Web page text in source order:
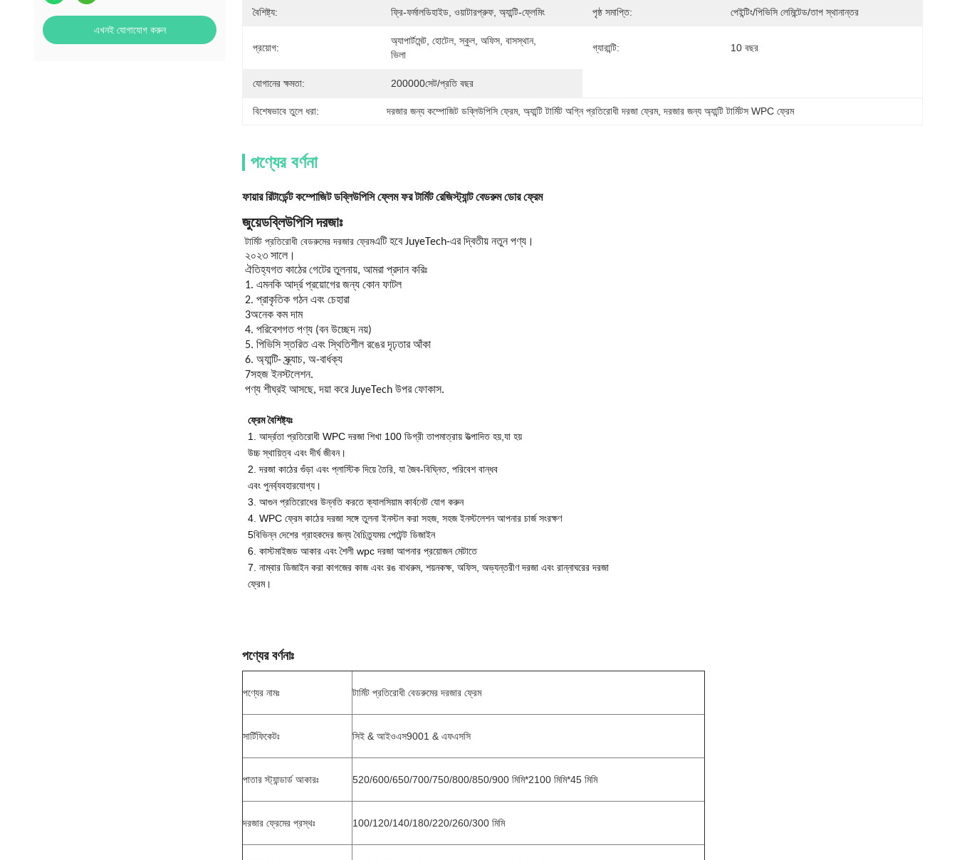
এখনই যোগাযোগ করুন
বৈশিষ্ট্য: ফ্রি-ফর্মালডিহাইড, ওয়াটারপ্রুফ, অ্যান্টি-ফ্লেমিং পৃষ্ঠ সমাপ্তি: পেইন্টিং/পিভিসি লেমিন্টেড/তাপ স্থানান্তর
প্রয়োগ:
অ্যাপার্টমেন্ট, হোটেল, স্কুল, অফিস, বাসস্থান,
ভিলা
গ্যারান্টি: 10 বছর
যোগানের ক্ষমতা: 200000সেট/প্রতি বছর
বিশেষভাবে তুলে ধরা: দরজার জন্য কম্পোজিট ডব্লিউপিসি ফ্রেম, অ্যান্টি টার্মিট অগ্নি প্রতিরোধী দরজা ফ্রেম, দরজার জন্য অ্যান্টি টার্মিটস WPC ফ্রেম
পণ্যের বর্ণনা
ফায়ার রিটার্ডেন্ট কম্পোজিট ডব্লিউপিসি ফ্লেম ফর টার্মিট রেজিস্ট্যান্ট বেডরুম ডোর ফ্রেম
জুয়েডব্লিউপিসি দরজাঃ
টার্মিট প্রতিরোধী বেডরুমের দরজার ফ্রেমএটি হবে JuyeTech-এর দ্বিতীয় নতুন পণ্য।
২০২৩ সালে।
ঐতিহ্যগত কাঠের গেটের তুলনায়, আমরা প্রদান করিঃ
1. এমনকি আর্দ্র প্রয়োগের জন্য কোন ফাটল
2. প্রাকৃতিক গঠন এবং চেহারা
3অনেক কম দাম
4. পরিবেশগত পণ্য (বন উচ্ছেদ নয়)
5. পিভিসি স্তরিত এবং স্থিতিশীল রঙের দৃঢ়তার আঁকা
6. অ্যান্টি- স্ক্র্যাচ, অ-বার্ধক্য
7সহজ ইনস্টলেশন.
পণ্য শীঘ্রই আসছে, দয়া করে JuyeTech উপর ফোকাস.
ফ্রেম বৈশিষ্ট্যঃ
1. আর্দ্রতা প্রতিরোধী WPC দরজা শিখা 100 ডিগ্রী তাপমাত্রায় উত্পাদিত হয়,যা হয়
উচ্চ স্থায়িত্ব এবং দীর্ঘ জীবন।
2. দরজা কাঠের গুঁড়া এবং প্লাস্টিক দিয়ে তৈরি, যা জৈব-বিঘ্নিত, পরিবেশ বান্ধব
এবং পুনর্ব্যবহারযোগ্য।
3. আগুন প্রতিরোধের উন্নতি করতে ক্যালসিয়াম কার্বনেট যোগ করুন
4. WPC ফ্রেম কাঠের দরজা সঙ্গে তুলনা ইনস্টল করা সহজ, সহজ ইনস্টলেশন আপনার চার্জ সংরক্ষণ
5বিভিন্ন দেশের গ্রাহকদের জন্য বৈচিত্র্যময় পেটেন্ট ডিজাইন
6. কাস্টমাইজড আকার এবং শৈলী wpc দরজা আপনার প্রয়োজন মেটাতে
7. নাম্বার ডিজাইন করা কাগজের কাজ এবং রঙ বাথরুম, শয়নকক্ষ, অফিস, অভ্যন্তরীণ দরজা এবং রান্নাঘরের দরজা
ফ্রেম।
পণ্যের বর্ণনাঃ
পণ্যের নামঃ টার্মিট প্রতিরোধী বেডরুমের দরজার ফ্রেম
সার্টিফিকেটঃ সিই & আইওএস9001 & এফএসসি
পাতার স্ট্যান্ডার্ড আকারঃ 520/600/650/700/750/800/850/900 মিমি*2100 মিমি*45 মিমি
দরজার ফ্রেমের প্রস্থঃ 100/120/140/180/220/260/300 মিমি